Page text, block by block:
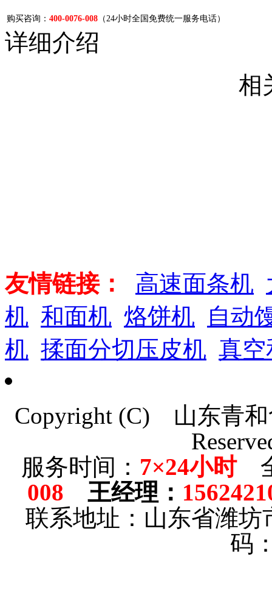
购买咨询： 400-0076-008 （24小时全国免费统一服务电话）
详细介绍
相
友情链接： 高速面条机
机 和面机 烙饼机
自动
机 揉面分切压皮机 真空
Copyright (C) 山东青
服务时间： 7×24小时全
008 王经理 ：
联系地址：山东省潍
码